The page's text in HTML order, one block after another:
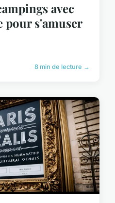
avec
pour s'amuser
8 min de lecture →